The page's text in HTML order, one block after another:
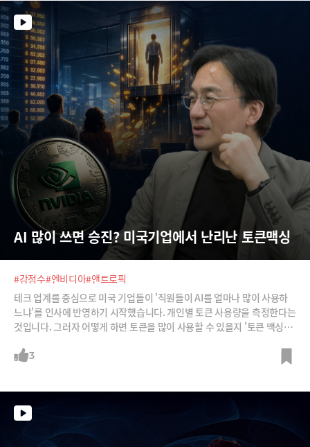
접 거래를 하게 되면, 커머스 플랫폼의 형태에도 많은 영향을 미치게 될 것
입니다. 사람이 구경해야 했던 웹 홈페이지는 이제 뒷전이 될 수도 있습니
다. 사람 눈에 예쁘게 보이는 홈페이지보다 AI가 읽기 편한 구조화 된 홈페
이지가 필요하기 때문이죠. 비유하자면 잘 정돈 된 마트보다 블록별로 물
건을 쌓아놓은 창고형 마트가 더 각광 받을 수 있다는 거죠. 그야말로 커머
스 여정에 큰 변화가 일어나는
AI 많이 쓰면 승진? 미국기업에서 난리난 토큰맥싱
#강정수#엔비디아#앤트로픽
테크 업계를 중심으로 미국 기업들이 '직원들이 AI를 얼마나 많이 사용하
느냐'를 인사에 반영하기 시작했습니다. 개인별 토큰 사용량을 측정한다는
것입니다. 그러자 어떻게 하면 토큰을 많이 사용할 수 있을지 '토큰 맥싱(T
어디일까요? 강정수 박사와 토큰맥싱 현상을 짚어 봅니다.
3